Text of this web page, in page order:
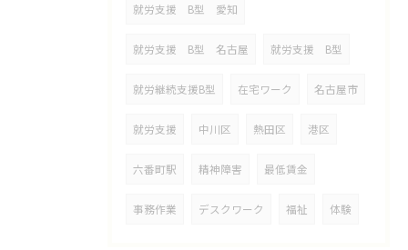
就労支援 B型 愛知
就労支援 B型 名古屋 就労支援 B型
就労継続支援B型 在宅ワーク 名古屋市
就労支援 中川区 熱田区 港区
六番町駅 精神障害 最低賃金
事務作業 デスクワーク 福祉 体験